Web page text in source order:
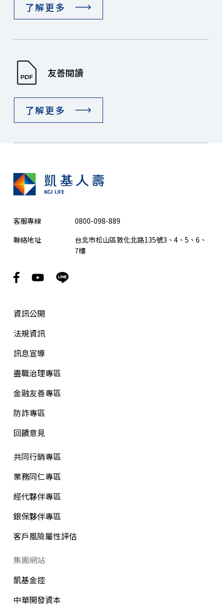
了解更多
友善閱讀
了解更多
客服專線
0800-098-889
聯絡地址
台北市松山區敦化北路135號3、4、5、6、
7樓
資訊公開
法規資訊
訊息宣導
盡職治理專區
金融友善專區
防詐專區
回饋意見
共同行銷專區
業務同仁專區
經代夥伴專區
銀保夥伴專區
客戶風險屬性評估
集團網站
凱基金控
中華開發資本